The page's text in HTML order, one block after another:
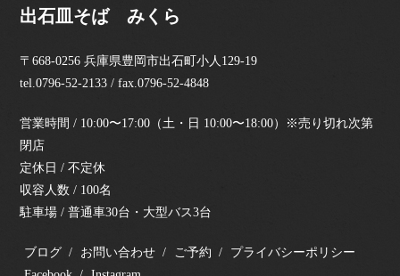
出石皿そば みくら
〒668-0256 兵庫県豊岡市出石町小人129-19
tel.0796-52-2133 / fax.0796-52-4848
営業時間 / 10:00〜17:00（土・日 10:00〜18:00）※売り切れ次第
閉店
定休日 / 不定休
収容人数 / 100名
駐車場 / 普通車30台・大型バス3台
ブログ お問い合わせ ご予約
プライバシーポリシー